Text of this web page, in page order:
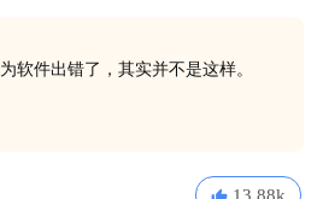
软件出错了，其实并不是这样。